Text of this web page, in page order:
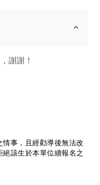
謝謝！
事，且經勸導後無法改
該生於本單位續報名之